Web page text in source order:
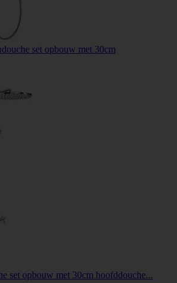
set opbouw met 30cm
set opbouw met 30cm hoofddouche...